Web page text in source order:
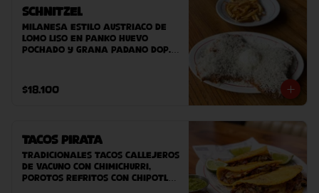
Schnitzel
Milanesa estilo austriaco de
lomo liso en panko huevo
pochado y grana padano DOP.
$18.100
Tacos Pirata
Tradicionales tacos callejeros
de vacuno con chimichurri,
porotos refritos con chipotle